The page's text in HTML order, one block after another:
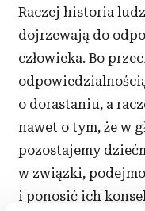
Raczej historia
dojrzewają do
człowieka. Bo
o dorastaniu, a
nawet o tym, że w
pozostajemy
w związki,
i ponosić ich